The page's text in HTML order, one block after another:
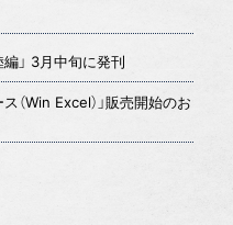
編」 3月中旬に発刊
（Win Excel）」販売開始のお